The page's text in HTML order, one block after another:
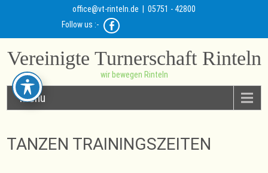
office@vt-rinteln.de | 05751 - 42800
Follow us :-
Vereinigte Turnerschaft Rinteln
wir bewegen Rinteln
Menu
TANZEN TRAININGSZEITEN